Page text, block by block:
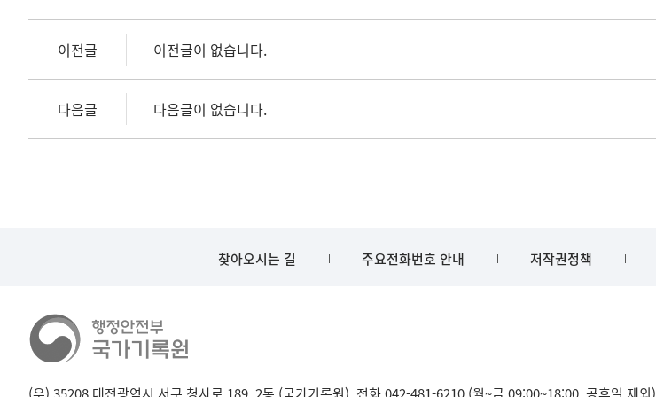
이전글 이전글이 없습니다.
다음글 다음글이 없습니다.
찾아오시는 길 주요전화번호 안내 저작권정책